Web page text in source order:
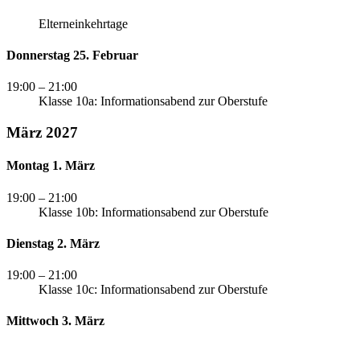
Elterneinkehrtage
Donnerstag 25. Februar
19:00 – 21:00
Klasse 10a: Informationsabend zur Oberstufe
März 2027
Montag 1. März
19:00 – 21:00
Klasse 10b: Informationsabend zur Oberstufe
Dienstag 2. März
19:00 – 21:00
Klasse 10c: Informationsabend zur Oberstufe
Mittwoch 3. März